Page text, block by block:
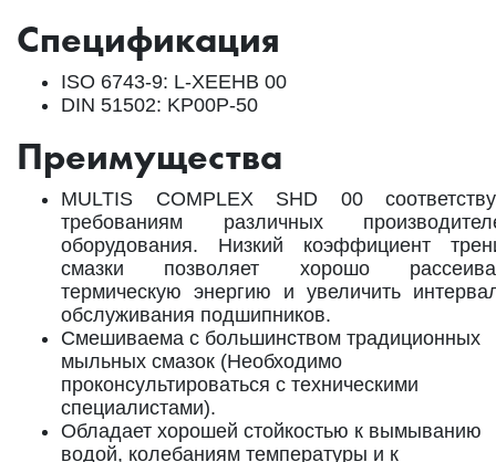
Спецификация
ISO 6743-9: L-XEEHB 00
DIN 51502: KP00P-50
Преимущества
MULTIS COMPLEX SHD 00
требованиям различных
оборудования. Низкий коэффициент
смазки позволяет хорошо
термическую энергию и увеличить
обслуживания подшипников.
Смешиваема с большинством традиционных
мыльных смазок (Необходимо
проконсультироваться с техническими
специалистами).
Обладает хорошей стойкостью к вымыванию
водой, колебаниям температуры и к